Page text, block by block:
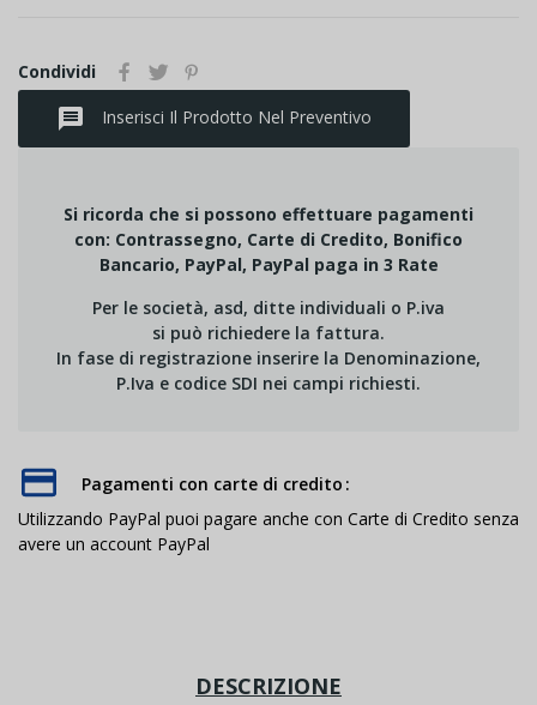
Condividi
message Inserisci Il Prodotto Nel Preventivo
Si ricorda che si possono effettuare pagamenti
con: Contrassegno, Carte di Credito, Bonifico
Bancario, PayPal, PayPal paga in 3 Rate
Per le società, asd, ditte individuali o P.iva
si può richiedere la fattura.
In fase di registrazione inserire la Denominazione,
P.Iva e codice SDI nei campi richiesti.
Pagamenti con carte di credito
Utilizzando PayPal puoi pagare anche con Carte di Credito senza
avere un account PayPal
DESCRIZIONE